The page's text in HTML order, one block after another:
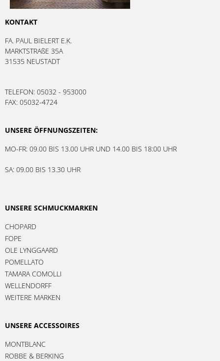
KONTAKT
FA. PAUL BIELERT E.K.
MARKTSTRAßE 35A
31535 NEUSTADT
TELEFON: 05032 - 953000
FAX: 05032-4724
UNSERE ÖFFNUNGSZEITEN:
MO-FR: 09.00 BIS 13.00 UHR UND 14.00 BIS 18:00 UHR
SA: 09.00 BIS 13.30 UHR
UNSERE SCHMUCKMARKEN
CHOPARD
FOPE
OLE LYNGGAARD
POMELLATO
TAMARA COMOLLI
WELLENDORFF
WEITERE MARKEN
UNSERE ACCESSOIRES
MONTBLANC
ROBBE & BERKING